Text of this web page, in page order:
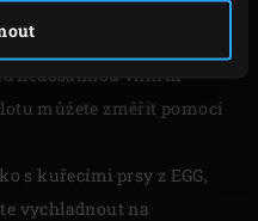
klesne na přibližně 130
kuřecí prsa udit
nedosáhnou vnitřní
můžete změřit pomocí
s kuřecími prsy z EGG,
vychladnout na